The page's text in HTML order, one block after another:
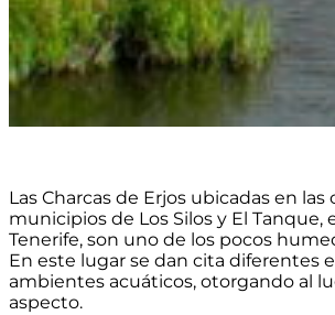
Las Charcas de Erjos ubicadas en
municipios de Los Silos y El Tanque,
Tenerife, son uno de los pocos
En este lugar se dan cita diferentes
ambientes acuáticos, otorgando al
aspecto.